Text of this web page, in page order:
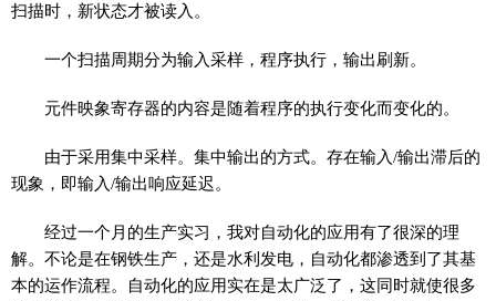
扫描时，新状态才被读入。
一个扫描周期分为输入采样，程序执行，输出刷新。
元件映象寄存器的内容是随着程序的执行变化而变化的。
由于采用集中采样。集中输出的方式。存在输入/输出滞后的
现象，即输入/输出响应延迟。
经过一个月的生产实习，我对自动化的应用有了很深的理
解。不论是在钢铁生产，还是水利发电，自动化都渗透到了其基
本的运作流程。自动化的应用实在是太广泛了，这同时就使很多